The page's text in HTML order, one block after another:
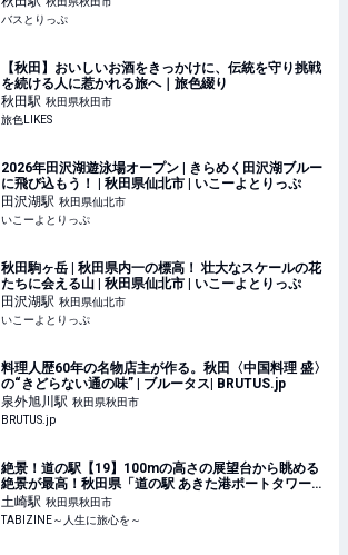
バスとりっぷ
【秋田】おいしいお酒をきっかけに、伝統を守り挑戦
を続ける人に惹かれる旅へ｜旅色綴り
秋田駅 秋田県秋田市
旅色LIKES
2026年田沢湖遊泳場オープン | きらめく田沢湖ブルー
に飛び込もう！ | 秋田県仙北市 | いこーよとりっぷ
田沢湖駅 秋田県仙北市
いこーよとりっぷ
秋田駒ヶ岳 | 秋田県内一の標高！ 壮大なスケールの花
たちに会える山 | 秋田県仙北市 | いこーよとりっぷ
田沢湖駅 秋田県仙北市
いこーよとりっぷ
料理人歴60年の名物店主が作る。秋田〈中国料理 盛〉
の“きどらない通の味” | ブルータス| BRUTUS.jp
泉外旭川駅 秋田県秋田市
BRUTUS.jp
絶景！道の駅【19】100mの高さの展望台から眺める
絶景が最高！秋田県「道の駅 あきた港ポートタワーセ
リオン」 | TABIZINE～人生に旅心を～
土崎駅 秋田県秋田市
TABIZINE～人生に旅心を～